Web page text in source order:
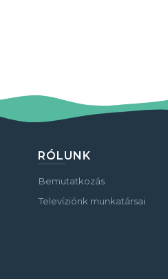
RÓLUNK
Bemutatkozás
Televíziónk munkatársai